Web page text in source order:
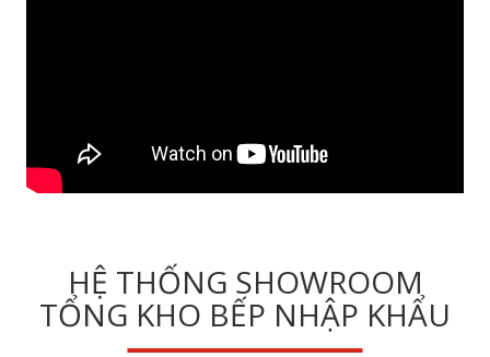
HỆ THỐNG SHOWROOM
TỔNG KHO BẾP NHẬP KHẨU